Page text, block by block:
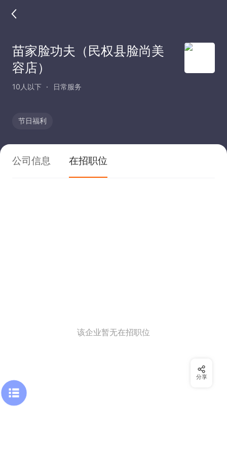
苗家脸功夫（民权县脸尚美
容店）
10人以下 日常服务
节日福利
公司信息 在招职位
该企业暂无在招职位
分享